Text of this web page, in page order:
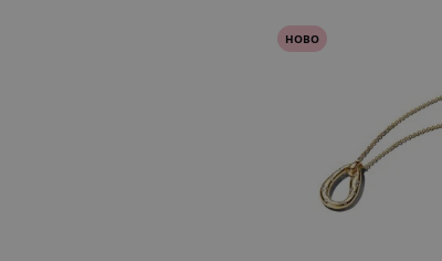
НОВО